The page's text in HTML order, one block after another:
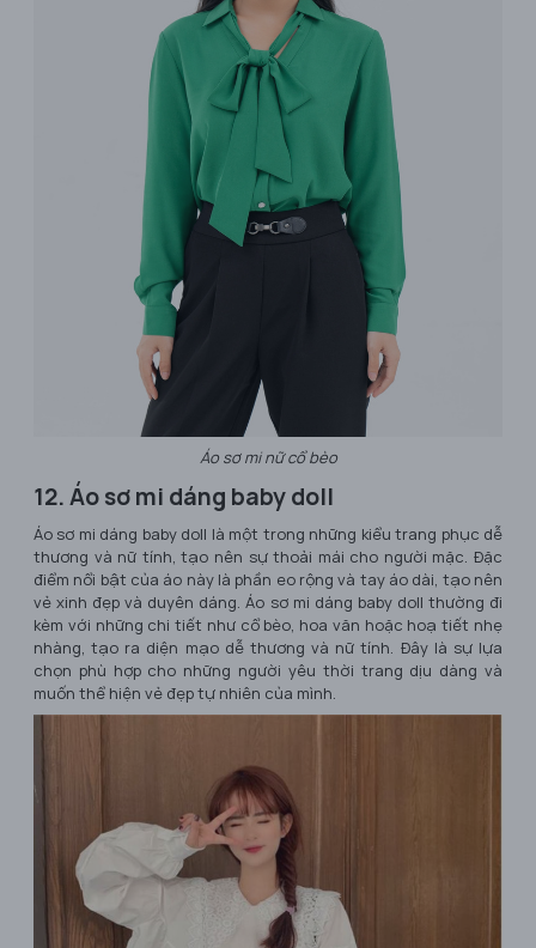
Áo sơ mi nữ cổ bèo
12. Áo sơ mi dáng baby doll
Áo sơ mi dáng baby doll là một trong những kiểu trang phục dễ
thương và nữ tính, tạo nên sự thoải mái cho người mặc. Đặc
điểm nổi bật của áo này là phần eo rộng và tay áo dài, tạo nên
vẻ xinh đẹp và duyên dáng. Áo sơ mi dáng baby doll thường đi
kèm với những chi tiết như cổ bèo, hoa văn hoặc hoạ tiết nhẹ
nhàng, tạo ra diện mạo dễ thương và nữ tính. Đây là sự lựa
chọn phù hợp cho những người yêu thời trang dịu dàng và
muốn thể hiện vẻ đẹp tự nhiên của mình.